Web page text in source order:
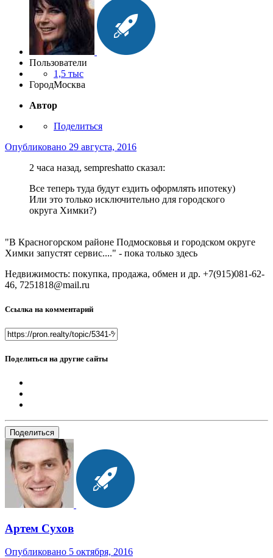
Пользователи
1,5 тыс
ГородМосква
Автор
Поделиться
Опубликовано 29 августа, 2016
2 часа назад, sempreshatto сказал:
Все теперь туда будут ездить оформлять ипотеку)
Или это только исключительно для городского
округа Химки?)
"В Красногорском районе Подмосковья и городском округе
Химки запустят сервис...." - пока только здесь
Недвижимость: покупка, продажа, обмен и др. +7(915)081-62-
46, 7251818@mail.ru
Ссылка на комментарий
Поделиться на другие сайты
Поделиться
Артем Сухов
Опубликовано 5 октября, 2016